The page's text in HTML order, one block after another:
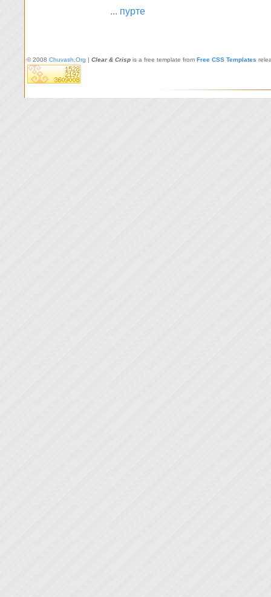
... пурте
© 2008 Chuvash.Org | Clear & Crisp is a free template from Free CSS Templates